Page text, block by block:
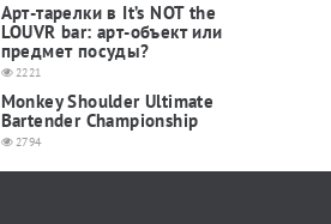
Арт-тарелки в It’s NOT the
LOUVR bar: арт-объект или
предмет посуды?
2221
Monkey Shoulder Ultimate
Bartender Championship
2794